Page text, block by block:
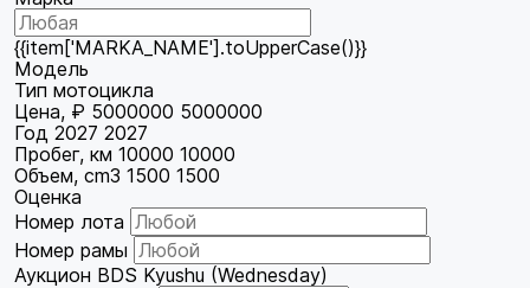
{{item['MARKA_NAME'].toUpperCase()}}
Модель
Тип мотоцикла
Цена, ₽ 5000000 5000000
Год 2027 2027
Пробег, км 10000 10000
Объем, cm3 1500 1500
Оценка
Номер лота
Номер рамы
Аукцион BDS Kyushu (Wednesday)